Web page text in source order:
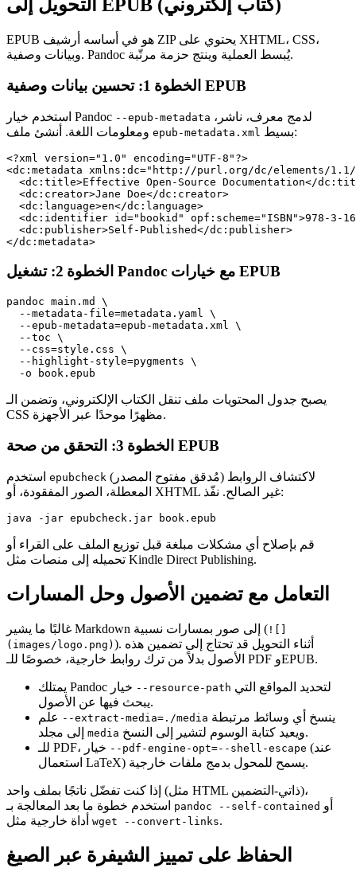
التحويل إلى EPUB (كتاب إلكتروني)
EPUB هو في أساسه أرشيف ZIP يحتوي على XHTML، CSS،
وبيانات وصفية. Pandoc يُبسط العملية وينتج حزمة مرتّبة.
الخطوة 1: تحسين بيانات وصفية EPUB
استخدم خيار Pandoc --epub-metadata
epub-metadata.xml بسيط:
<?xml version="1.0" encoding="UTF-8"?>
<dc:metadata xmlns:dc="http://purl.org/dc/elements/
<dc:title>Effective Open‑Source Documentation</
  <dc:creator>Jane Doe</dc:creator>
  <dc:language>en</dc:language>
<dc:identifier id="bookid" opf:scheme="ISBN">978-3-
  <dc:publisher>Self‑Published</dc:publisher>
الخطوة 2: تشغيل Pandoc مع خيارات EPUB
pandoc main.md \
  --metadata-file=metadata.yaml \
  --epub-metadata=epub-metadata.xml \
  --toc \
  --css=style.css \
  --highlight-style=pygments \
يصبح جدول المحتويات ملف تنقل الكتاب الإلكتروني، وتضمن الـ
CSS مظهرًا موحدًا عبر الأجهزة.
الخطوة 3: التحقق من صحة EPUB
epubcheck (مُدقق مفتوح المصدر) لاكتشاف الروابط
المعطلة، الصور المفقودة، أو XHTML غير الصالح. نفّذ:
قم بإصلاح أي مشكلات مبلغة قبل توزيع الملف على القراء أو
تحميله إلى منصات مثل Kindle Direct Publishing.
التعامل مع تضمين الأصول وحل المسارات
غالبًا ما يشير Markdown إلى صور بمسارات نسبية ( ![]
(images/logo.png)
). أثناء التحويل قد تحتاج إلى تضمين هذه
الأصول بدلاً من ترك روابط خارجية، خصوصًا للـ PDF وEPUB.
Pandoc --resource-path
يبحث فيها عن الأصول.
--extract-media=./media
media
ويعيد كتابة الوسوم لتشير إلى النسخ.
--pdf-engine-opt=--shell-escape (عند
استعمال LaTeX) يسمح للمحول بدمج ملفات خارجية.
إذا كنت تفضّل ناتجًا بملف واحد (مثل HTML ذاتي‑التضمين)،
pandoc --self-contained
wget --convert-links.
الحفاظ على تمييز الشيفرة عبر الصيغ